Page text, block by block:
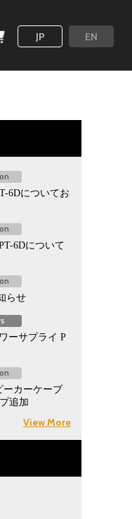
JP EN
6Dについてお
6Dについて
らせ
ーサプライ P
ーカーケーブ
追加
View More